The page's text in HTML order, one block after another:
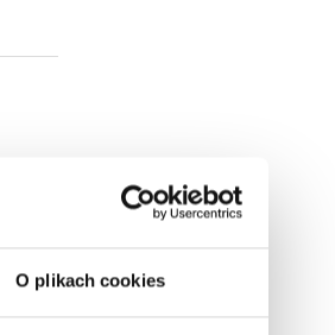
O plikach cookies